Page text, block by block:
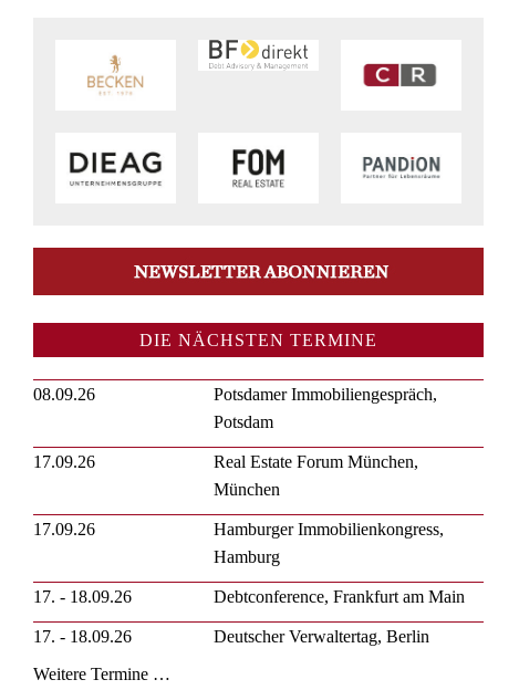
DIE NÄCHSTEN TERMINE
08.09.26
Potsdamer Immobiliengespräch,
Potsdam
17.09.26
Real Estate Forum München,
München
17.09.26
Hamburger Immobilienkongress,
Hamburg
17. - 18.09.26 Debtconference, Frankfurt am Main
17. - 18.09.26
Deutscher Verwaltertag, Berlin
Weitere Termine …